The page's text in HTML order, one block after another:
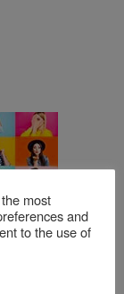
most
and
to the use of